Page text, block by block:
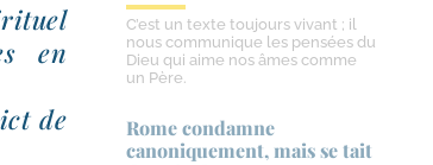
en
de
C’est un texte toujours vivant ; il
nous communique les pensées du
Dieu qui aime nos âmes comme
un Père.
Rome condamne
canoniquement, mais se tait